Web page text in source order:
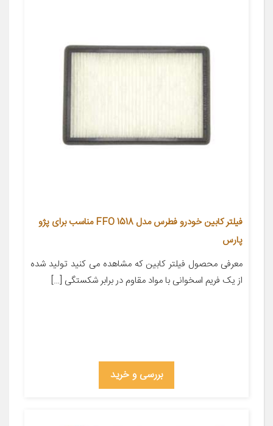
فیلتر کابین خودرو فطرس مدل FFO 1518 مناسب برای پژو
پارس
معرفی محصول فیلتر کابین که مشاهده می کنید تولید شده
از یک فریم اسخوانی با مواد مقاوم در برابر شکستگی […]
بررسی و خرید